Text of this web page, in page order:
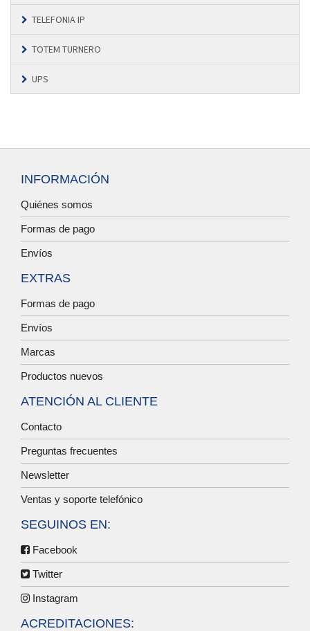
TELEFONIA IP
TOTEM TURNERO
UPS
INFORMACIÓN
Quiénes somos
Formas de pago
Envíos
EXTRAS
Formas de pago
Envíos
Marcas
Productos nuevos
ATENCIÓN AL CLIENTE
Contacto
Preguntas frecuentes
Newsletter
Ventas y soporte telefónico
SEGUINOS EN:
Facebook
Twitter
Instagram
ACREDITACIONES: